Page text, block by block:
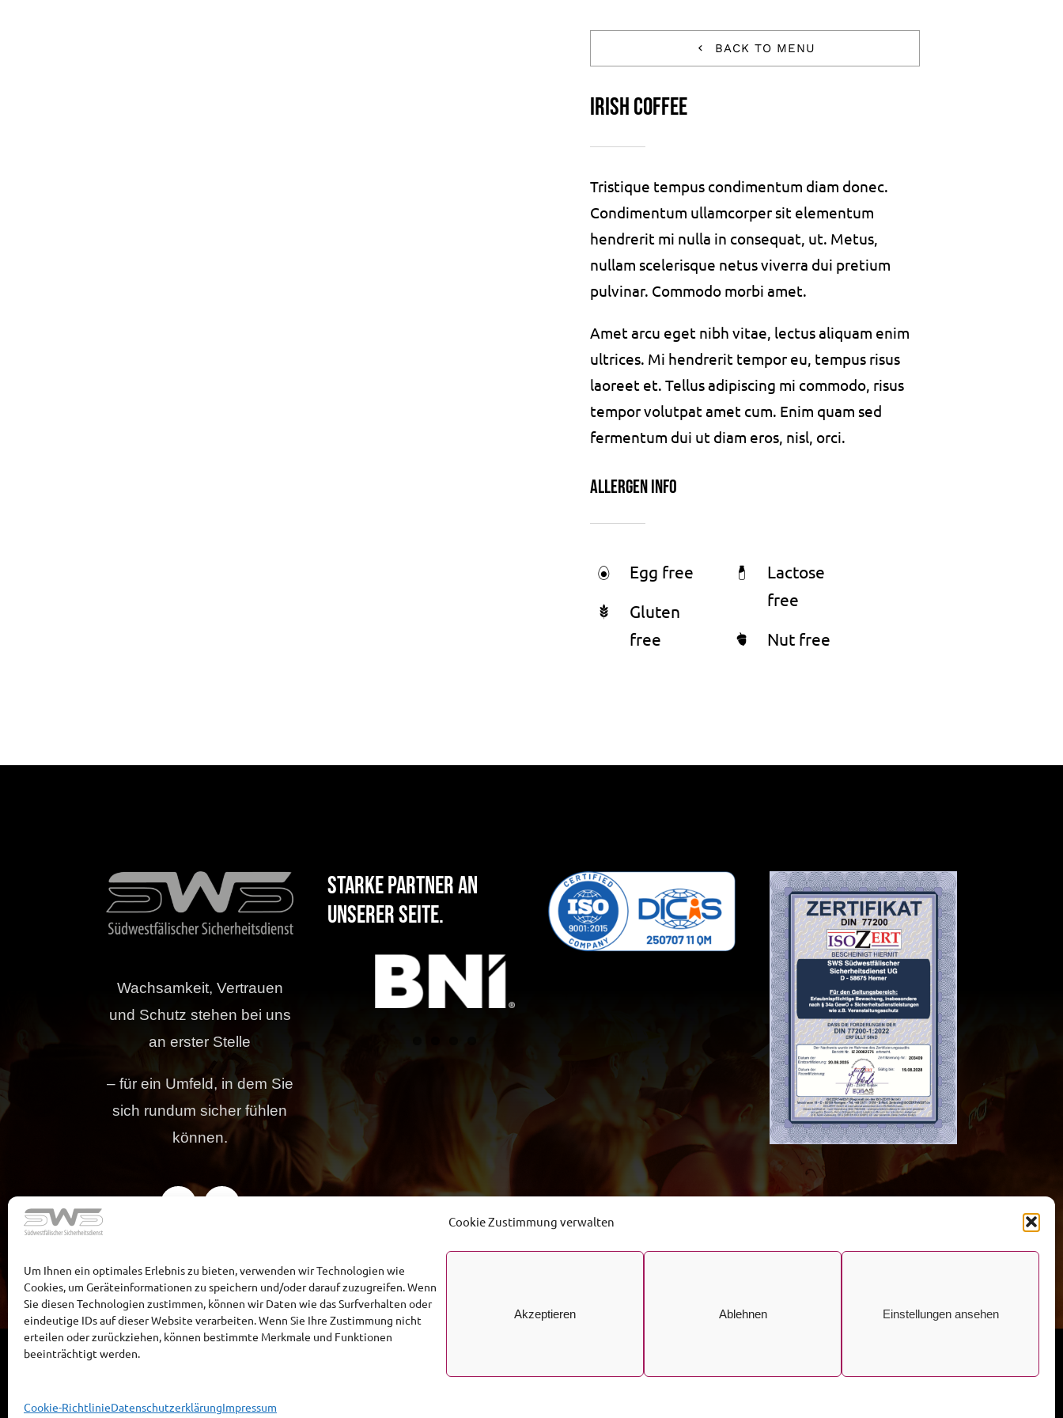
Cookie Zustimmung verwalten
Um Ihnen ein optimales Erlebnis zu bieten, verwenden wir Technologien wie
Cookies, um Geräteinformationen zu speichern und/oder darauf zuzugreifen. Wenn
Sie diesen Technologien zustimmen, können wir Daten wie das Surfverhalten oder
eindeutige IDs auf dieser Website verarbeiten. Wenn Sie Ihre Zustimmung nicht
erteilen oder zurückziehen, können bestimmte Merkmale und Funktionen
beeinträchtigt werden.
Akzeptieren Ablehnen Einstellungen ansehen
Cookie-RichtlinieDatenschutzerklärungImpressum
BACK TO MENU
Irish Coffee
Tristique tempus condimentum diam donec.
Condimentum ullamcorper sit elementum
hendrerit mi nulla in consequat, ut. Metus,
nullam scelerisque netus viverra dui pretium
pulvinar. Commodo morbi amet.
Amet arcu eget nibh vitae, lectus aliquam enim
ultrices. Mi hendrerit tempor eu, tempus risus
laoreet et. Tellus adipiscing mi commodo, risus
tempor volutpat amet cum. Enim quam sed
fermentum dui ut diam eros, nisl, orci.
Allergen Info
Egg free
Gluten
free
Lactose
free
Nut free
Wachsamkeit, Vertrauen
und Schutz stehen bei uns
an erster Stelle
– für ein Umfeld, in dem Sie
sich rundum sicher fühlen
können.
Starke Partner an
unserer Seite.